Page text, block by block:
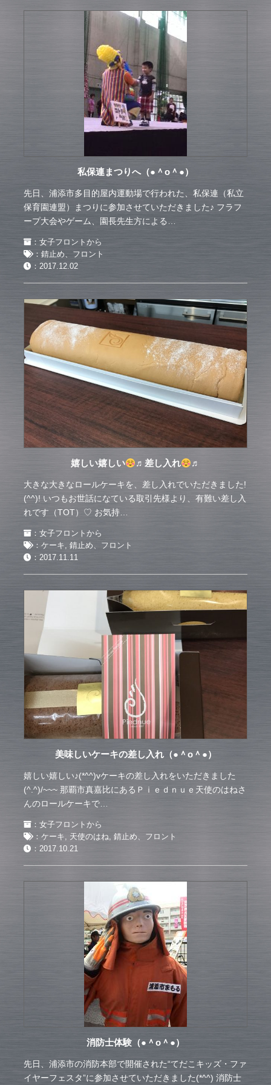
私保連まつりへ（●＾o＾●）
先日、浦添市多目的屋内運動場で行われた、私保連（私立
保育園連盟）まつりに参加させていただきました♪ フラフ
ープ大会やゲーム、園長先生方による…
： 女子フロントから
： 錆止め、フロント
： 2017.12.02
嬉しい嬉しい ♬差し入れ ♬
大きな大きなロールケーキを、差し入れでいただきました!
(^^)! いつもお世話になている取引先様より、有難い差し入
れです（TOT）♡ お気持…
： 女子フロントから
： ケーキ, 錆止め、フロント
： 2017.11.11
美味しいケーキの差し入れ（●＾o＾●）
嬉しい嬉しい♪(*^^)vケーキの差し入れをいただきました
(^.^)/~~~ 那覇市真嘉比にあるＰｉｅｄｎｕｅ天使のはねさ
んのロールケーキで…
： 女子フロントから
： ケーキ, 天使のはね, 錆止め、フロント
： 2017.10.21
消防士体験（●＾o＾●）
先日、浦添市の消防本部で開催された“てだこキッズ・ファ
イヤーフェスタ”に参加させていただきました(*^^) 消防士